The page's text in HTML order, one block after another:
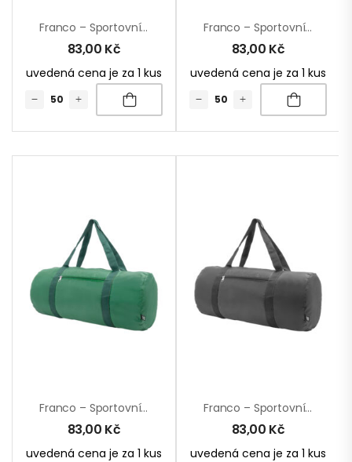
Franco – Sportovní Taška Z RPET
83,00 Kč
uvedená cena je za 1 kus
Franco – Sportovní Taška Z RPET
83,00 Kč
uvedená cena je za 1 kus
Franco – Sportovní Taška Z RPET
83,00 Kč
uvedená cena je za 1 kus
Franco – Sportovní Taška Z RPET
83,00 Kč
uvedená cena je za 1 kus